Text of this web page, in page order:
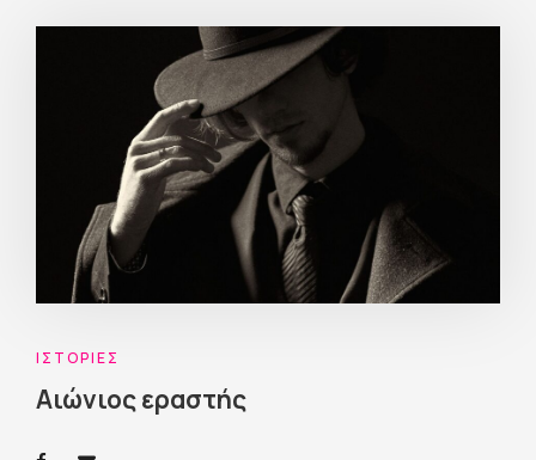
ΙΣΤΟΡΊΕΣ
Αιώνιος εραστής